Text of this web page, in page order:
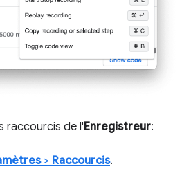
raccourcis de l'Enregistreur:
> Raccourcis.